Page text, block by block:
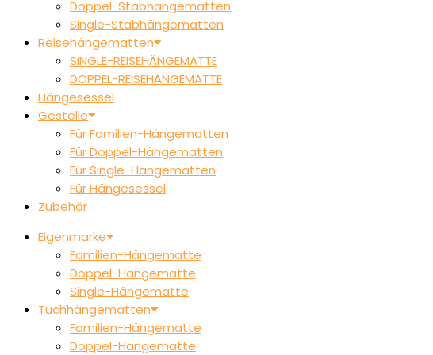
Doppel-Stabhängematten
Single-Stabhängematten
Reisehängematten
SINGLE-REISEHÄNGEMATTE
DOPPEL-REISEHÄNGEMATTE
Hängesessel
Gestelle
Für Familien-Hängematten
Für Doppel-Hängematten
Für Single-Hängematten
Für Hängesessel
Zubehör
Eigenmarke
Familien-Hängematte
Doppel-Hängematte
Single-Hängematte
Tuchhängematten
Familien-Hängematte
Doppel-Hängematte